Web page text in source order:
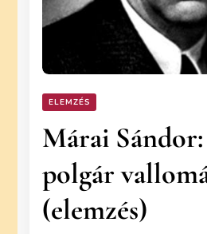
ELEMZÉS
Márai
polgár
(elemzés)